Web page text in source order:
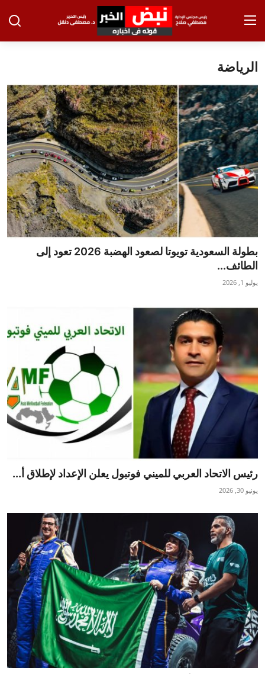
تسجيل الدخول
الرئيسية
الاخبار
الاقتصاد
الحوادث
الطب والعلوم
الفن والثقافة
تكنولوجيا وإتصالات
الرياضة
المحافظات
المجتمع والمنوعات
أراء و مقالات
فيديوهات
الرياضة
بطولة السعودية تويوتا لصعود الهضبة 2026 تعود إلى
الطائف...
يوليو 1, 2026
رئيس الاتحاد العربي للميني فوتبول يعلن الإعداد لإطلاق أ...
يونيو 30, 2026